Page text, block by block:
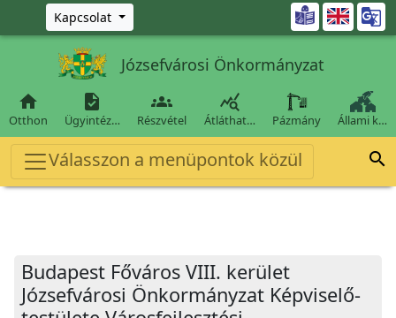
Ugrás a fő tartalomra
Kapcsolat 
Józsefvárosi Önkormányzat

Otthon

Ügyintéz…

Részvétel

Átláthat… Pázmány Állami k…
Válasszon a menüpontok közül 
Budapest Főváros VIII. kerület
Józsefvárosi Önkormányzat Képviselő-